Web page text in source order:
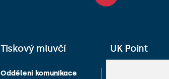
Tiskový mluvčí
Oddělení komunikace
UK Point